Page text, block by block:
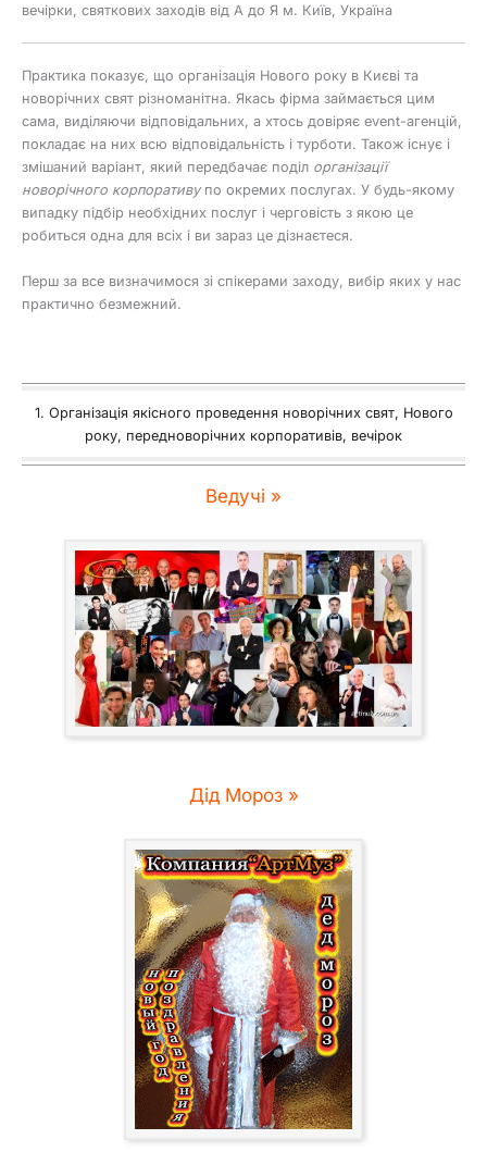
вечірки, святкових заходів від А до Я м. Київ, Україна
Практика показує, що організація Нового року в Києві та
новорічних свят різноманітна. Якась фірма займається цим
сама, виділяючи відповідальних, а хтось довіряє event-агенцій,
покладає на них всю відповідальність і турботи. Також існує і
змішаний варіант, який передбачає поділ організації
новорічного корпоративу по окремих послугах. У будь-якому
випадку підбір необхідних послуг і черговість з якою це
робиться одна для всіх і ви зараз це дізнаєтеся.
Перш за все визначимося зі спікерами заходу, вибір яких у нас
практично безмежний.
1. Організація якісного проведення новорічних свят, Нового
року, передноворічних корпоративів, вечірок
Ведучі »
Дід Мороз »